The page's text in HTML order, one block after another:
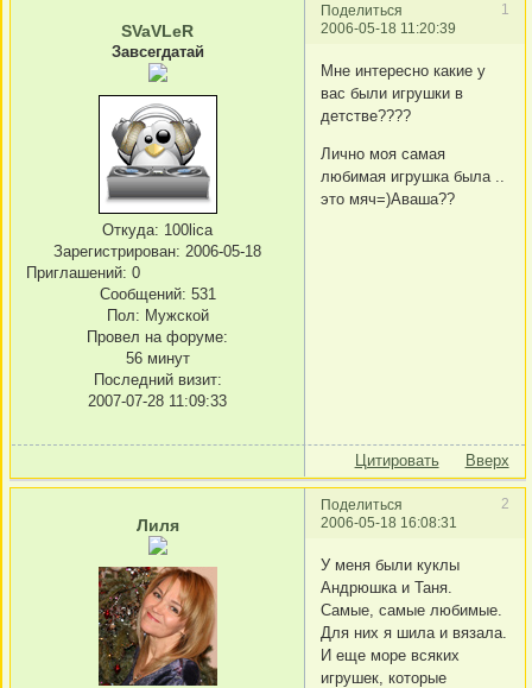
Поделиться
1
2006-05-18 11:20:39
SVaVLeR
Завсегдатай
Откуда: 100lica
Зарегистрирован: 2006-05-18
Приглашений: 0
Сообщений: 531
Пол: Мужской
Провел на форуме:
56 минут
Последний визит:
2007-07-28 11:09:33
Мне интересно какие у
вас были игрушки в
детстве????
Лично моя самая
любимая игрушка была ..
это мяч=)Аваша??
Цитировать Вверх
Поделиться
2
2006-05-18 16:08:31
Лиля
У меня были куклы
Андрюшка и Таня.
Самые, самые любимые.
Для них я шила и вязала.
И еще море всяких
игрушек, которые